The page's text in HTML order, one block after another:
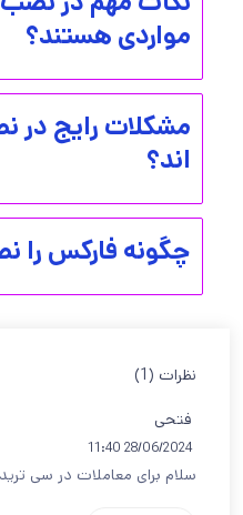
مواردی هستند؟
مشکلات رایج در
اند؟
چگونه فارکس را
نظرات (1)
فتحی
28/06/2024 11:40
سلام برای معاملات در سی